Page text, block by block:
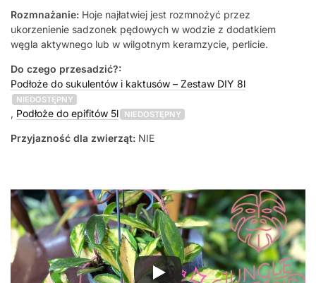
Rozmnażanie: Hoje najłatwiej jest rozmnożyć przez
ukorzenienie sadzonek pędowych w wodzie z dodatkiem
węgla aktywnego lub w wilgotnym keramzycie, perlicie.
Do czego przesadzić?:
Podłoże do sukulentów i kaktusów – Zestaw DIY 8l
NIEDOSTĘPNY
, Podłoże do epifitów 5l NIEDOSTĘPNY
Przyjazność dla zwierząt: NIE